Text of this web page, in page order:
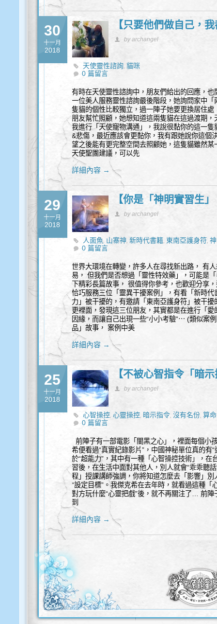
30
十一月
2018
【只要他們做自己，
by archangel
天使靈性諮詢,貓咪
0 篇留言
有時在天使靈性諮詢中，朋友們給出的回應，
一位美人服務靈性諮詢最後階段，她詢問家中
隻貓的個性比較獨立，過一陣子她要更換居住
朋友幫忙照顧，她想知道這兩隻貓在這過渡期
我進行「天使寵物溝通」，我說很黏你的這一
&悲傷，最近應該會更黏你，我有跟她說你這個
望之後能有更完整空間去照顧她，這隻貓雖然
天使聖團建議，可以先
詳細內容 →
29
十一月
2018
【你是「神明實習生
by archangel
人面魚, 山寨神,新時代書籍, 東南亞護身符,
0 篇留言
世界大環境在轉變，許多人在尋找新出路， 有
易， 但我們是否想過「靈性特效藥」，可能是
下精彩長篇故事， 很值得你參考，也歡迎分享
恰巧服務三位「靈異干擾案例」，有看「新時
力」被干擾的，有邀請「東南亞護身符」被干
更裡面，發現這三位朋友，其實都是在進行「
因緣，而讓自己出現一些“小小考驗”⋯ (類似案
品」故事， 案例中美
詳細內容 →
25
十一月
2018
【不被心智指令「暗
by archangel
心智操控,心靈操控, 暗示指令,沒有名份,算
0 篇留言
前陣子有一部電影「闇黑之心」，裡面每個小
希便看過“真實紀錄影片”，中國神秘單位真的有
於“超能力”，其中有一種「心智操控技術」，
習後，在生活中面對其他人，別人就會“乖乖聽
程」授課講師強調，你將知道怎麼去「影響」
“設定目標”。我傑克希在去年時，就看過這種
對方玩什麼“心靈把戲”後，就不再關注了… 前陣
到
詳細內容 →